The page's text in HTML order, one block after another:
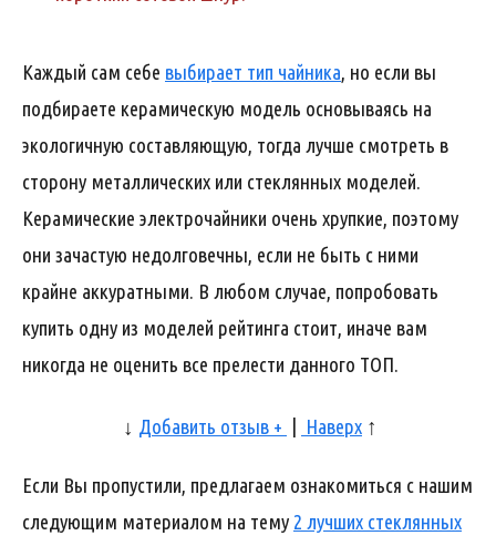
Каждый сам себе выбирает тип чайника, но если вы
подбираете керамическую модель основываясь на
экологичную составляющую, тогда лучше смотреть в
сторону металлических или стеклянных моделей.
Керамические электрочайники очень хрупкие, поэтому
они зачастую недолговечны, если не быть с ними
крайне аккуратными. В любом случае, попробовать
купить одну из моделей рейтинга стоит, иначе вам
никогда не оценить все прелести данного ТОП.
↓ Добавить отзыв + Наверх ↑
Если Вы пропустили, предлагаем ознакомиться с нашим
следующим материалом на тему 2 лучших стеклянных